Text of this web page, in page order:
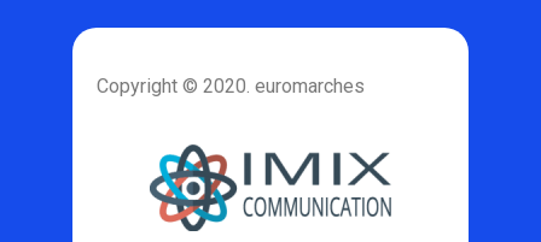
Copyright © 2020. euromarches